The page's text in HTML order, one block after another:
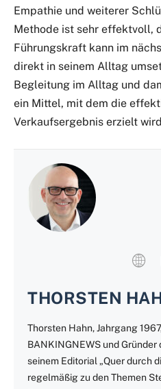
Empathie und weiterer
Methode ist sehr effektvoll,
Führungskraft kann im
direkt in seinem Alltag
Begleitung im Alltag und
ein Mittel, mit dem die
Verkaufsergebnis erzielt
THORSTEN
Thorsten Hahn, Jahrgang
BANKINGNEWS und Gründer
seinem Editorial „Quer durch
regelmäßig zu den Themen